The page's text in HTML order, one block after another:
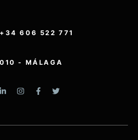
606 522 771
- MÁLAGA